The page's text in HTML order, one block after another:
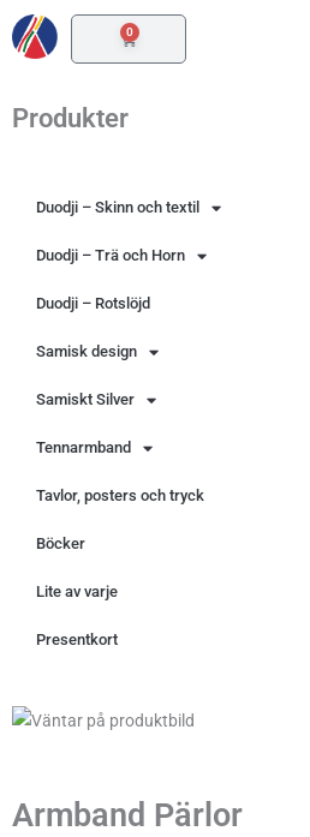
Hoppa
till
0
Varukorg
Produkter
Duodji – Skinn och textil
Duodji – Trä och Horn
Duodji – Rotslöjd
Samisk design
Samiskt Silver
Tennarmband
Tavlor, posters och tryck
Böcker
Lite av varje
Presentkort
Armband Pärlor